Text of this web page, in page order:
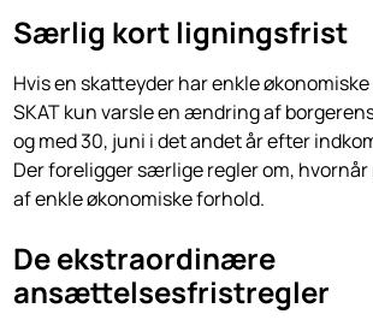
Særlig kort ligningsfrist
Hvis en skatteyder har enkle
SKAT kun varsle en ændring af
og med 30, juni i det andet år efter
Der foreligger særlige regler om,
af enkle økonomiske forhold.
De ekstraordinære
ansættelsesfristregler